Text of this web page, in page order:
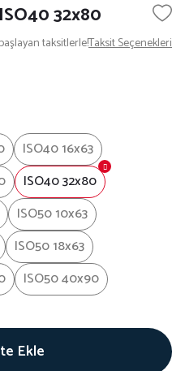
32x80
taksitlerle!Taksit Seçenekleri
ISO40 16x63
ISO40 32x80
ISO50 10x63
ISO50 18x63
ISO50 40x90
Ekle